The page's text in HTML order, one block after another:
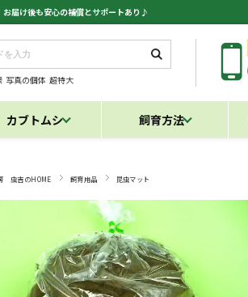
届け後も安心の補償とサポートあり♪
写真の個体 超特大
カブトムシ 飼育方法
虫吉のHOME 飼育用品 昆虫マット